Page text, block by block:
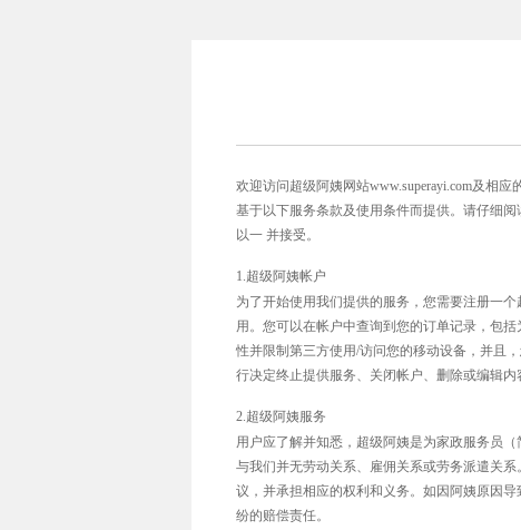
欢迎访问超级阿姨网站www.superayi.com及相
基于以下服务条款及使用条件而提供。请仔细
以一 并接受。
1.超级阿姨帐户
为了开始使用我们提供的服务，您需要注册一
用。您可以在帐户中查询到您的订单记录，包
性并限制第三方使用/访问您的移动设备，并且
行决定终止提供服务、关闭帐户、删除或编辑内
2.超级阿姨服务
用户应了解并知悉，超级阿姨是为家政服务员
与我们并无劳动关系、雇佣关系或劳务派遣关
议，并承担相应的权利和义务。如因阿姨原因
纷的赔偿责任。